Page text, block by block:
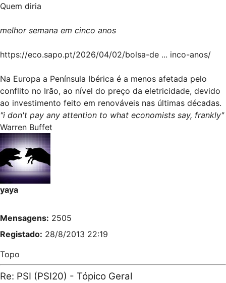
Quem diria
melhor semana em cinco anos
https://eco.sapo.pt/2026/04/02/bolsa-de ... inco-anos/
Na Europa a Península Ibérica é a menos afetada pelo
conflito no Irão, ao nível do preço da eletricidade, devido
ao investimento feito em renováveis nas últimas décadas.
"i don't pay any attention to what economists say, frankly"
Warren Buffet
yaya
Mensagens: 2505
Registado: 28/8/2013 22:19
Topo
Re: PSI (PSI20) - Tópico Geral